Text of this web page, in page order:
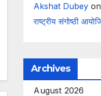
Akshat Dubey on
राष्ट्रीय संगोष्ठी
Archives
August 2026